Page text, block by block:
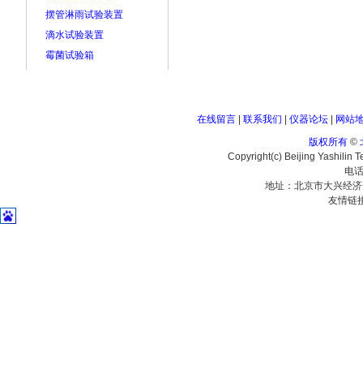
摆管淋雨试验装置
滴水试验装置
霉菌试验箱
在线留言| 联系我们 仪器论坛|
网站
版权所有©
Copyright(c) Beijing Yashilin
电
地址：北京市大兴经
友情链